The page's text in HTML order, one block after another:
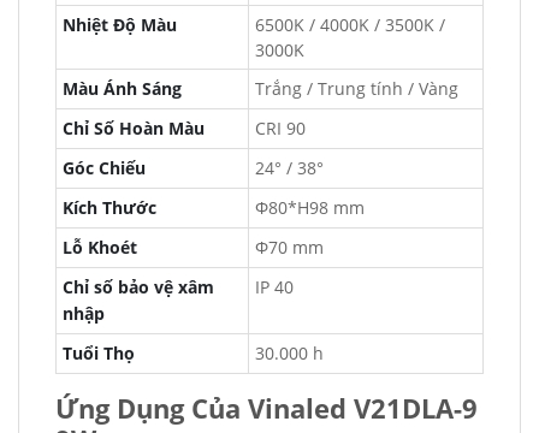
Nhiệt Độ Màu
6500K / 4000K / 3500K /
3000K
Màu Ánh Sáng
Trắng / Trung tính / Vàng
Chỉ Số Hoàn Màu
CRI 90
Góc Chiếu
24° / 38°
Kích Thước
Φ80*H98 mm
Lỗ Khoét
Φ70 mm
Chỉ số bảo vệ xâm
nhập
IP 40
Tuổi Thọ 30.000 h
Ứng Dụng Của Vinaled V21DLA-9